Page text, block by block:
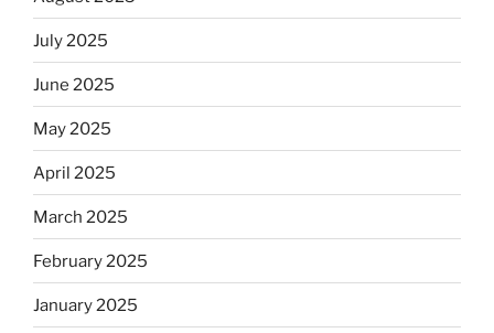
July 2025
June 2025
May 2025
April 2025
March 2025
February 2025
January 2025